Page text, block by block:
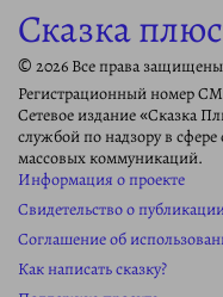
Сказка плюс
© 2026 Все права
Регистрационный номер
Сетевое издание «Сказка
службой по надзору в
массовых коммуникаций.
Информация о проекте
Свидетельство о
Соглашение об
Как написать сказку?